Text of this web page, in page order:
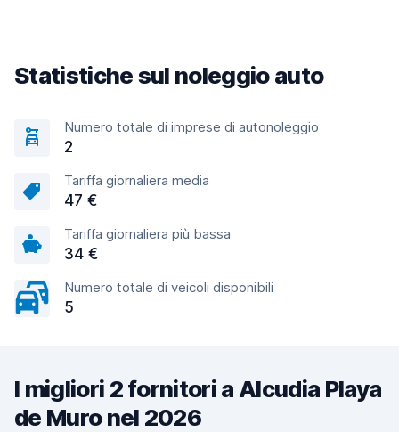
Statistiche sul noleggio auto
Numero totale di imprese di autonoleggio
2
Tariffa giornaliera media
47 €
Tariffa giornaliera più bassa
34 €
Numero totale di veicoli disponibili
5
I migliori 2 fornitori a Alcudia Playa
de Muro nel 2026